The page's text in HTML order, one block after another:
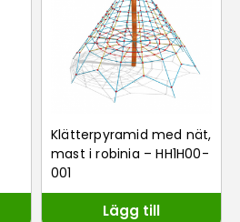
Klätterpyramid med nät,
mast i robinia – HH1H00-
001
Lägg till